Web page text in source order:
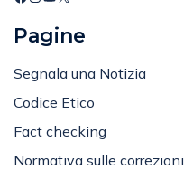
Pagine
Segnala una Notizia
Codice Etico
Fact checking
Normativa sulle correzioni